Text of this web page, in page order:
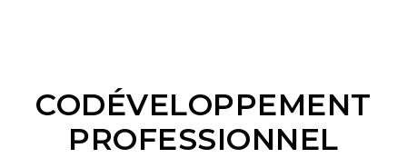
CODÉVELOPPEMENT
PROFESSIONNEL